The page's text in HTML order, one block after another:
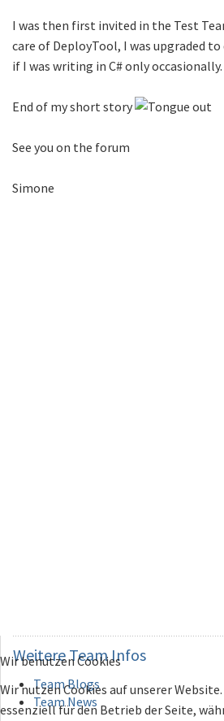
I was then first invited in the Test
care of DeployTool, I was upgraded
if I was writing in C# only occasionally.
End of my short story
See you on the forum
Simone
WeitereTeam Infos
Team Blogs
Team News
Wir benutzen Cookies
Wir nutzen Cookies auf unserer
essenziell für den Betrieb der Seite,